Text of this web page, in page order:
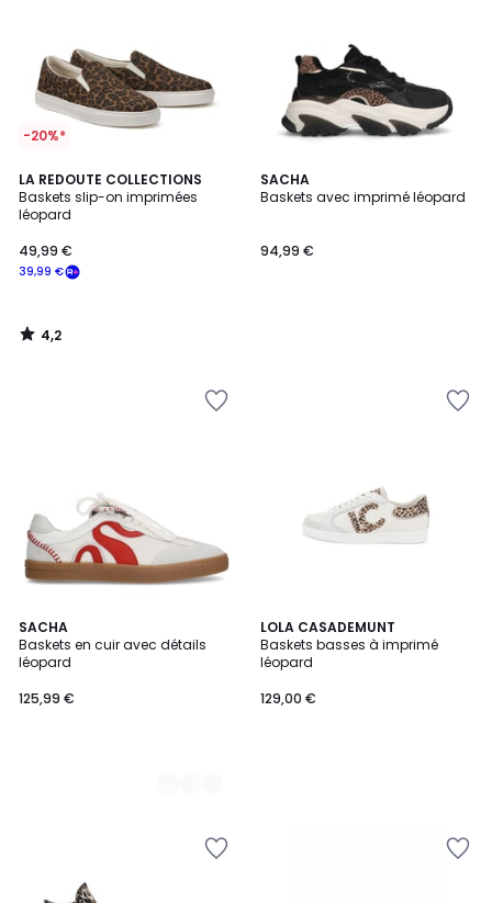
-20%*
LA REDOUTE COLLECTIONS
Baskets slip-on imprimées
léopard
39,99 €
49,99 €
4,2
/ 5
4,2
/
SACHA
Baskets avec imprimé léopard
94,99 €
SACHA
Baskets en cuir avec détails
léopard
125,99 €
2
Couleurs
LOLA CASADEMUNT
Baskets basses à imprimé
léopard
129,00 €